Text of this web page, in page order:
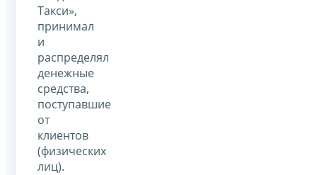
Такси»,
принимал
и
распределял
денежные
средства,
поступавшие
от
клиентов
(физических
лиц).